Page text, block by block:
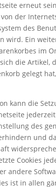
erneut
der
des
wird. Ein
im
die Artikel,
gelegt
kann die
des
und
Cookies
andere
ist in allen